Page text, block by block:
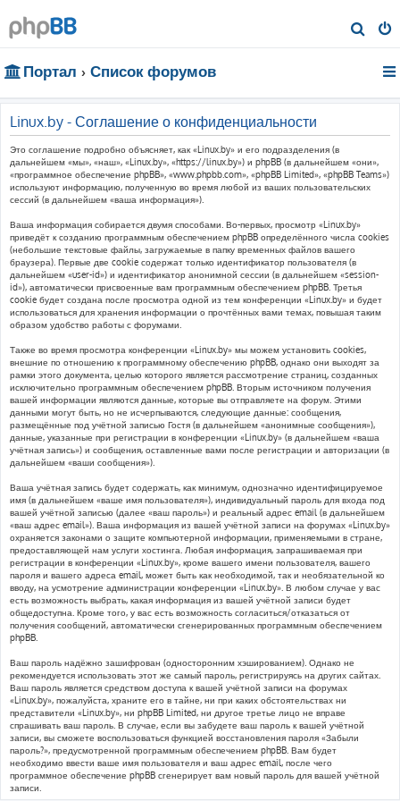
о
Портал Список форумов
Linux.by - Соглашение о конфиденциальности
Это соглашение подробно объясняет, как «Linux.by» и его подразделения (в
дальнейшем «мы», «наш», «Linux.by», «https://linux.by») и phpBB (в дальнейшем «они»,
«программное обеспечение phpBB», «www.phpbb.com», «phpBB Limited», «phpBB Teams»)
используют информацию, полученную во время любой из ваших пользовательских
сессий (в дальнейшем «ваша информация»).
Ваша информация собирается двумя способами. Во-первых, просмотр «Linux.by»
приведёт к созданию программным обеспечением phpBB определённого числа cookies
(небольшие текстовые файлы, загружаемые в папку временных файлов вашего
браузера). Первые две cookie содержат только идентификатор пользователя (в
дальнейшем «user-id») и идентификатор анонимной сессии (в дальнейшем «session-
id»), автоматически присвоенные вам программным обеспечением phpBB. Третья
cookie будет создана после просмотра одной из тем конференции «Linux.by» и будет
использоваться для хранения информации о прочтённых вами темах, повышая таким
образом удобство работы с форумами.
Также во время просмотра конференции «Linux.by» мы можем установить cookies,
внешние по отношению к программному обеспечению phpBB, однако они выходят за
рамки этого документа, целью которого является рассмотрение страниц, созданных
исключительно программным обеспечением phpBB. Вторым источником получения
вашей информации являются данные, которые вы отправляете на форум. Этими
данными могут быть, но не исчерпываются, следующие данные: сообщения,
размещённые под учётной записью Гостя (в дальнейшем «анонимные сообщения»),
данные, указанные при регистрации в конференции «Linux.by» (в дальнейшем «ваша
учётная запись») и сообщения, оставленные вами после регистрации и авторизации (в
дальнейшем «ваши сообщения»).
Ваша учётная запись будет содержать, как минимум, однозначно идентифицируемое
имя (в дальнейшем «ваше имя пользователя»), индивидуальный пароль для входа под
вашей учётной записью (далее «ваш пароль») и реальный адрес email (в дальнейшем
«ваш адрес email»). Ваша информация из вашей учётной записи на форумах «Linux.by»
охраняется законами о защите компьютерной информации, применяемыми в стране,
предоставляющей нам услуги хостинга. Любая информация, запрашиваемая при
регистрации в конференции «Linux.by», кроме вашего имени пользователя, вашего
пароля и вашего адреса email, может быть как необходимой, так и необязательной ко
вводу, на усмотрение администрации конференции «Linux.by». В любом случае у вас
есть возможность выбрать, какая информация из вашей учётной записи будет
общедоступна. Кроме того, у вас есть возможность согласиться/отказаться от
получения сообщений, автоматически сгенерированных программным обеспечением
phpBB.
Ваш пароль надёжно зашифрован (односторонним хэшированием). Однако не
рекомендуется использовать этот же самый пароль, регистрируясь на других сайтах.
Ваш пароль является средством доступа к вашей учётной записи на форумах
«Linux.by», пожалуйста, храните его в тайне, ни при каких обстоятельствах ни
представители «Linux.by», ни phpBB Limited, ни другое третье лицо не вправе
спрашивать ваш пароль. В случае, если вы забудете ваш пароль к вашей учётной
записи, вы сможете воспользоваться функцией восстановления пароля «Забыли
пароль?», предусмотренной программным обеспечением phpBB. Вам будет
необходимо ввести ваше имя пользователя и ваш адрес email, после чего
программное обеспечение phpBB сгенерирует вам новый пароль для вашей учётной
записи.